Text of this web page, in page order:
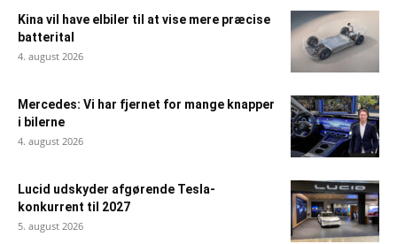
Kina vil have elbiler til at vise mere præcise
batterital
4. august 2026
Mercedes: Vi har fjernet for mange knapper
i bilerne
4. august 2026
Lucid udskyder afgørende Tesla-
konkurrent til 2027
5. august 2026